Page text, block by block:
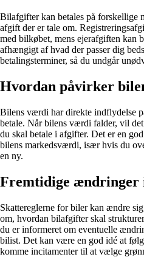
Bilafgifter kan betales på forskellige
afgift der er tale om.
med bilkøbet, mens ejerafgiften kan
afhængigt af hvad der passer dig
betalingsterminer, så du undgår
Hvordan påvirker
Bilens værdi har direkte indflydelse
betale. Når bilens værdi falder, vil
du skal betale i afgifter. Det er en
bilens markedsværdi, især hvis du
en ny.
Fremtidige ændringer
Skattereglerne for biler kan ændre
om, hvordan bilafgifter skal
du er informeret om eventuelle
bilist. Det kan være en god idé at
komme incitamenter til at vælge